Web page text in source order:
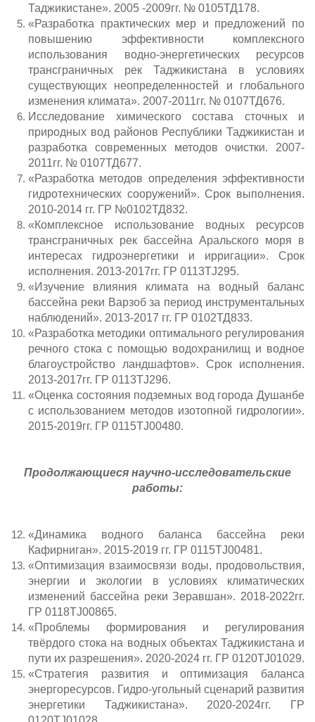
Таджикистане». 2005 -2009гг. № 0105ТД178.
«Разработка практических мер и предложений по
повышению эффективности комплексного
использования водно-энергетических ресурсов
трансграничных рек Таджикистана в условиях
существующих неопределенностей и глобального
изменения климата». 2007-2011гг. № 0107ТД676.
Исследование химического состава сточных и
природных вод районов Республики Таджикистан и
разработка современных методов очистки. 2007-
2011гг. № 0107ТД677.
«Разработка методов определения эффективности
гидротехнических сооружений». Срок выполнения.
2010-2014 гг. ГР №0102ТД832.
«Комплексное использование водных ресурсов
трансграничных рек бассейна Аральского моря в
интересах гидроэнергетики и ирригации». Срок
исполнения. 2013-2017гг. ГР 0113TJ295.
«Изучение влияния климата на водный баланс
бассейна реки Варзоб за период инструментальных
наблюдений». 2013-2017 гг. ГР 0102ТД833.
«Разработка методики оптимального регулирования
речного стока с помощью водохранилищ и водное
благоустройство ландшафтов». Срок исполнения.
2013-2017гг. ГР 0113TJ296.
«Оценка состояния подземных вод города Душанбе
с использованием методов изотопной гидрологии».
2015-2019гг. ГР 0115TJ00480.
Продолжающиеся научно-исследовательские
работы:
«Динамика водного баланса бассейна реки
Кафирниган». 2015-2019 гг. ГР 0115TJ00481.
«Оптимизация взаимосвязи воды, продовольствия,
энергии и экологии в условиях климатических
изменений бассейна реки Зеравшан». 2018-2022гг.
ГР 0118TJ00865.
«Проблемы формирования и регулирования
твёрдого стока на водных объектах Таджикистана и
пути их разрешения». 2020-2024 гг. ГР 0120TJ01029.
«Стратегия развития и оптимизация баланса
энергоресурсов. Гидро-угольный сценарий развития
энергетики Таджикистана». 2020-2024гг. ГР